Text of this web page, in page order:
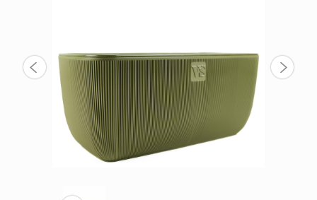
ГОРШКИ И КАШПО
ГРУНТЫ И УДОБРЕНИЯ
ПРЕДМЕТЫ ИНТЕРЬЕРА
ВАЗЫ